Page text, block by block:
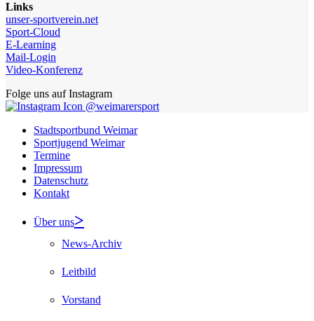
Links
unser-sportverein.net
Sport-Cloud
E-Learning
Mail-Login
Video-Konferenz
Folge uns auf Instagram
@weimarersport
Stadtsportbund Weimar
Sportjugend Weimar
Termine
Impressum
Datenschutz
Kontakt
Über uns
News-Archiv
Leitbild
Vorstand